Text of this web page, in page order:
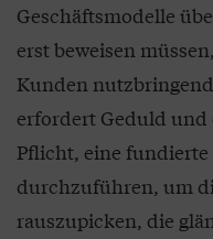
Geschäftsmodelle
erst beweisen
Kunden
erfordert Geduld
Pflicht, eine
durchzuführen, um
rauszupicken, die